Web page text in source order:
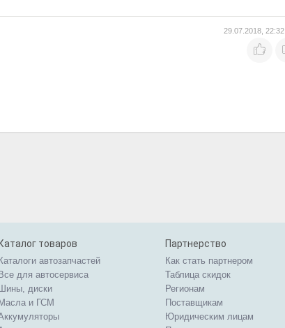
29.07.2018, 22:32
Каталог товаров
Каталоги автозапчастей
Все для автосервиса
Шины, диски
Масла и ГСМ
Партнерство
Как стать партнером
Таблица скидок
Регионам
Поставщикам
Юридическим лицам